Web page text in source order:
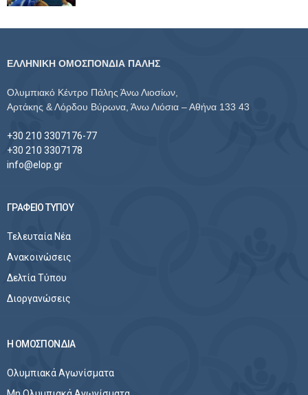
ΕΛΛΗΝΙΚΗ ΟΜΟΣΠΟΝΔΙΑ ΠΑΛΗΣ
Ολυμπιακό Κέντρο Πάλης Άνω Λιοσίων,
Αρτάκης & Λόρδου Βύρωνα, Άνω Λιόσια – Αθήνα 133 43
+30 210 3307176-77
+30 210 3307178
info@elop.gr
ΓΡΑΦΕΙΟ ΤΥΠΟΥ
Τελευταία Νέα
Ανακοινώσεις
Δελτία Τύπου
Διοργανώσεις
Η ΟΜΟΣΠΟΝΔΙΑ
Ολυμπιακά Αγωνίσματα